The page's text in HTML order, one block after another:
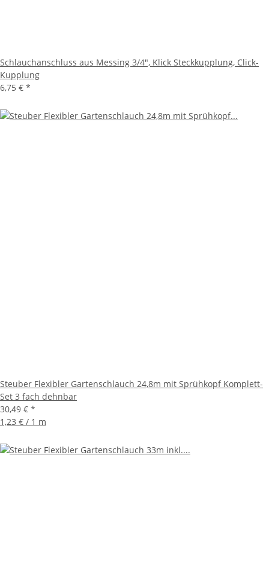
Schlauchanschluss aus Messing 3/4", Klick Steckkupplung, Click-
Kupplung
6,75 € *
Steuber Flexibler Gartenschlauch 24,8m mit Sprühkopf Komplett-
Set 3 fach dehnbar
30,49 € *
1,23 € / 1 m